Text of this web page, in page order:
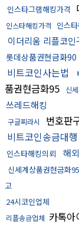
인스타그램해킹가격
인스타해킹가격 인스
이더리움 리플코인
롯데상품권현금화90
비트코인사는법
품권현금화95
신
쓰레드해킹
구글찌라시 번호판
비트코인송금대행
인스타해킹의뢰 해
신세계상품권현금화95
고
24시코인업체
리플송금업체 카톡아